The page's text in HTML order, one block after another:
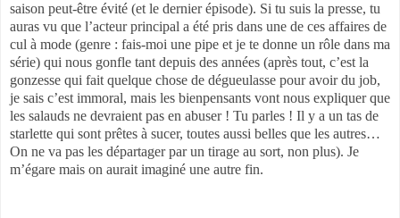
saison peut-être évité (et le dernier épisode). Si tu suis la presse, tu
auras vu que l’acteur principal a été pris dans une de ces affaires de
cul à mode (genre : fais-moi une pipe et je te donne un rôle dans ma
série) qui nous gonfle tant depuis des années (après tout, c’est la
gonzesse qui fait quelque chose de dégueulasse pour avoir du job,
je sais c’est immoral, mais les bienpensants vont nous expliquer que
les salauds ne devraient pas en abuser ! Tu parles ! Il y a un tas de
starlette qui sont prêtes à sucer, toutes aussi belles que les autres…
On ne va pas les départager par un tirage au sort, non plus). Je
m’égare mais on aurait imaginé une autre fin.